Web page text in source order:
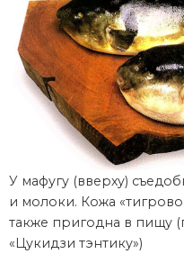
У мафугу (вверху)
и молоки. Кожа
также пригодна в пищу
«Цукидзи тэнтику»)